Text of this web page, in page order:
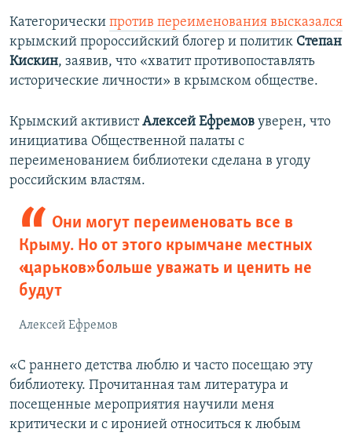
Категорически против переименования высказался
крымский пророссийский блогер и политик Степан
Кискин, заявив, что «хватит противопоставлять
исторические личности» в крымском обществе.
Крымский активистАлексей Ефремов уверен, что
инициатива Общественной палаты с
переименованием библиотеки сделана в угоду
российским властям.
Они могут переименовать все в
Крыму. Но от этого крымчане местных
«царьков» больше уважать и ценить не
будут
Алексей Ефремов
«С раннего детства люблю и часто посещаю эту
библиотеку. Прочитанная там литература и
посещенные мероприятия научили меня
критически и с иронией относиться к любым